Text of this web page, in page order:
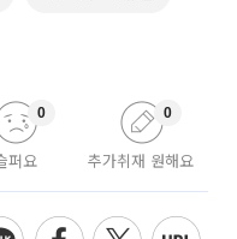
퍼요
0
추가취재 원해요
0